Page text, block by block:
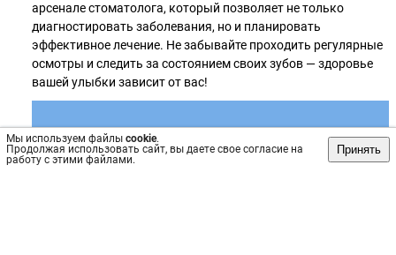
Мы используем файлы cookie.
Продолжая использовать сайт, вы даете свое согласие на
работу с этими файлами.
Принять
арсенале стоматолога, который позволяет не только
диагностировать заболевания, но и планировать
эффективное лечение. Не забывайте проходить регулярные
осмотры и следить за состоянием своих зубов — здоровье
вашей улыбки зависит от вас!